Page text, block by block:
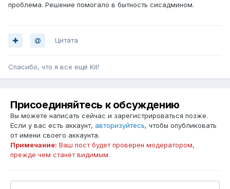
проблема. Решение помогало в бытность сисадмином.
Цитата
Спасибо, что я все ещё Kit!
Присоединяйтесь к обсуждению
Вы можете написать сейчас и зарегистрироваться позже.
Если у вас есть аккаунт, авторизуйтесь, чтобы опубликовать
от имени своего аккаунта.
Примечание: Ваш пост будет проверен модератором,
прежде чем станет видимым.